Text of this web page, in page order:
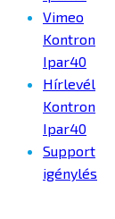
Vimeo
Kontron
Ipar40
Hírlevél
Kontron
Ipar40
Support
igénylés